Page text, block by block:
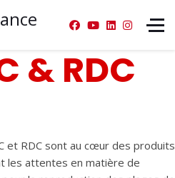
& RDC
et RDC sont au cœur des produits
les attentes en matière de